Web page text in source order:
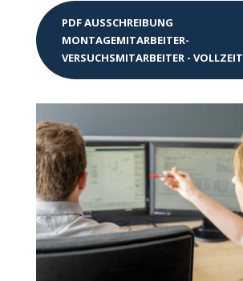
PDF AUSSCHREIBUNG
MONTAGEMITARBEITER-
VERSUCHSMITARBEITER - VOLLZEIT